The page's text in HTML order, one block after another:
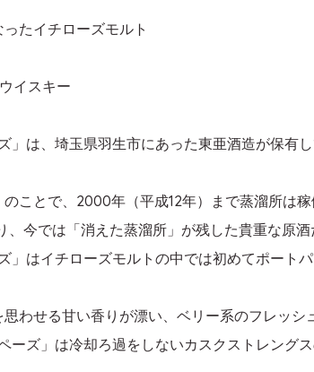
たイチローズモルト
イスキー
」は、埼玉県羽生市にあった東亜酒造が保有
ことで、2000年（平成12年）まで蒸溜所は稼
今では「消えた蒸溜所」が残した貴重な原酒
」はイチローズモルトの中では初めてポート
わせる甘い香りが漂い、ベリー系のフレッシ
ーズ」は冷却ろ過をしないカスクストレング